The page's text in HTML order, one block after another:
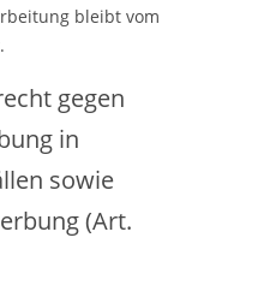
bleibt vom
gegen
in
sowie
(Art.